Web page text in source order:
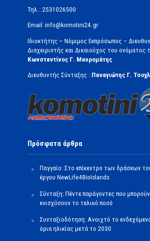
Τηλ.: 2531026500
Email: info@komotini24.gr
Ιδιοκτήτης – Νόμιμος Εκπρόσωπος –
Διαχειριστής και Δικαιούχος του ονόματος
Κωνσταντίνος Γ. Μαυρομάτης
Διευθυντής Σύνταξης : Παναγιώτης Γ.
Πρόσφατα άρθρα
Παγγαίο: Στο επίκεντρο των δράσεων
έργου NewLife4BioIslands
Σύνταξη: Πέντε παράγοντες που
ενισχύσουν το τελικό ποσό
Συνταξιοδότηση: Ανοιχτό το
όρια ηλικίας μετά το 2030